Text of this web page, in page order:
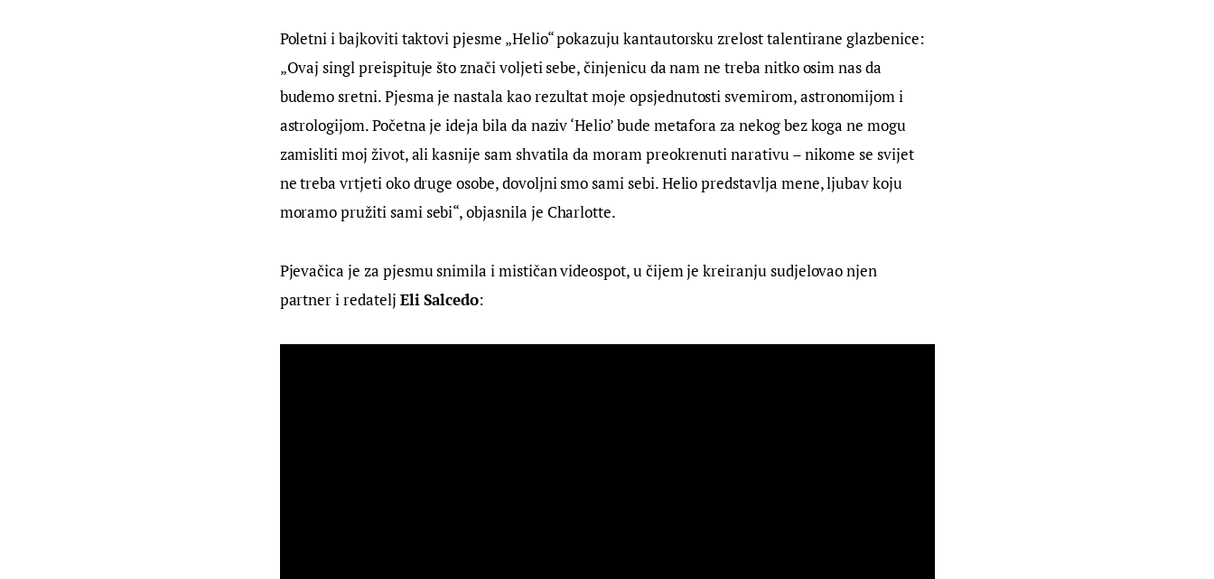
Poletni i bajkoviti taktovi pjesme „Helio“ pokazuju kantautorsku zrelost talentirane glazbenice:
„Ovaj singl preispituje što znači voljeti sebe, činjenicu da nam ne treba nitko osim nas da
budemo sretni. Pjesma je nastala kao rezultat moje opsjednutosti svemirom, astronomijom i
astrologijom. Početna je ideja bila da naziv ‘Helio’ bude metafora za nekog bez koga ne mogu
zamisliti moj život, ali kasnije sam shvatila da moram preokrenuti narativu – nikome se svijet
ne treba vrtjeti oko druge osobe, dovoljni smo sami sebi. Helio predstavlja mene, ljubav koju
moramo pružiti sami sebi“, objasnila je Charlotte.
Pjevačica je za pjesmu snimila i mističan videospot, u čijem je kreiranju sudjelovao njen
partner i redatelj Eli Salcedo: